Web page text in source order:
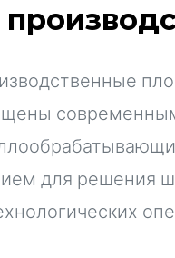
для решения